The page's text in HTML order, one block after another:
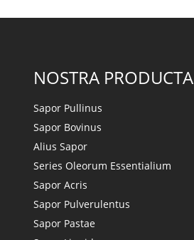
NOSTRA PRODUCTA
Sapor Pullinus
Sapor Bovinus
Alius Sapor
Series Oleorum Essentialium
Sapor Acris
Sapor Pulverulentus
Sapor Pastae